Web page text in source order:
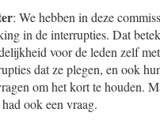
: We hebben in deze
in de interrupties. Dat
voor de leden zelf
dat ze plegen, en ook
om het kort te houden.
ook een vraag.